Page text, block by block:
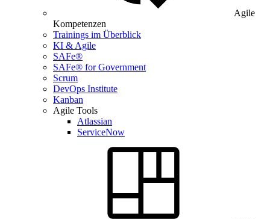
Agile
Kompetenzen
Trainings im Überblick
KI & Agile
SAFe®
SAFe® for Government
Scrum
DevOps Institute
Kanban
Agile Tools
Atlassian
ServiceNow